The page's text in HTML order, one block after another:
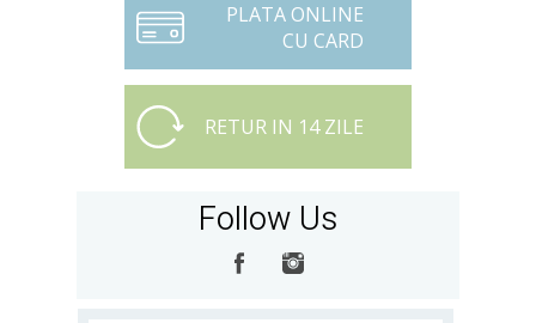
PLATA ONLINE
CU CARD
RETUR IN 14 ZILE
Follow Us